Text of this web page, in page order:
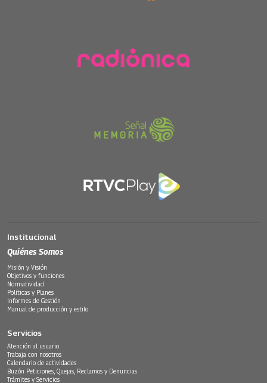
Institucional
Quiénes Somos
Misión y Visión
Objetivos y funciones
Normatividad
Políticas y Planes
Informes de Gestión
Manual de producción y estilo
Servicios
Atención al usuario
Trabaja con nosotros
Calendario de actividades
Buzón Peticiones, Quejas, Reclamos y Denuncias
Trámites y Servicios